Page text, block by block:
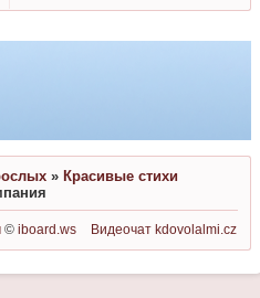
» Красивые стихи
©iboard.ws Видеочат kdovolalmi.cz